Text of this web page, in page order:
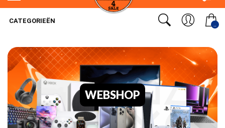
..
CATEGORIEËN
WEBSHOP